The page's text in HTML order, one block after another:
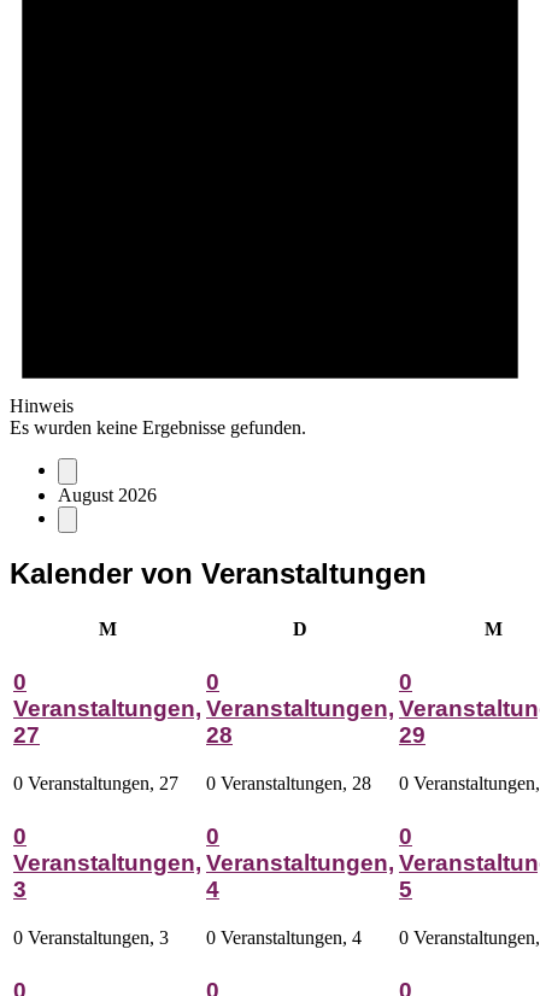
Hinweis
Es wurden keine Ergebnisse gefunden.
August 2026
Kalender von Veranstaltungen
MMontag D M
0
Veranstaltungen,
27
0 Veranstaltungen, 27
0
Veranstaltungen,
28
0 Veranstaltungen, 28
0
29
0
0
Veranstaltungen,
3
0 Veranstaltungen, 3
0
Veranstaltungen,
4
0 Veranstaltungen, 4
0
5
0
0 0 0